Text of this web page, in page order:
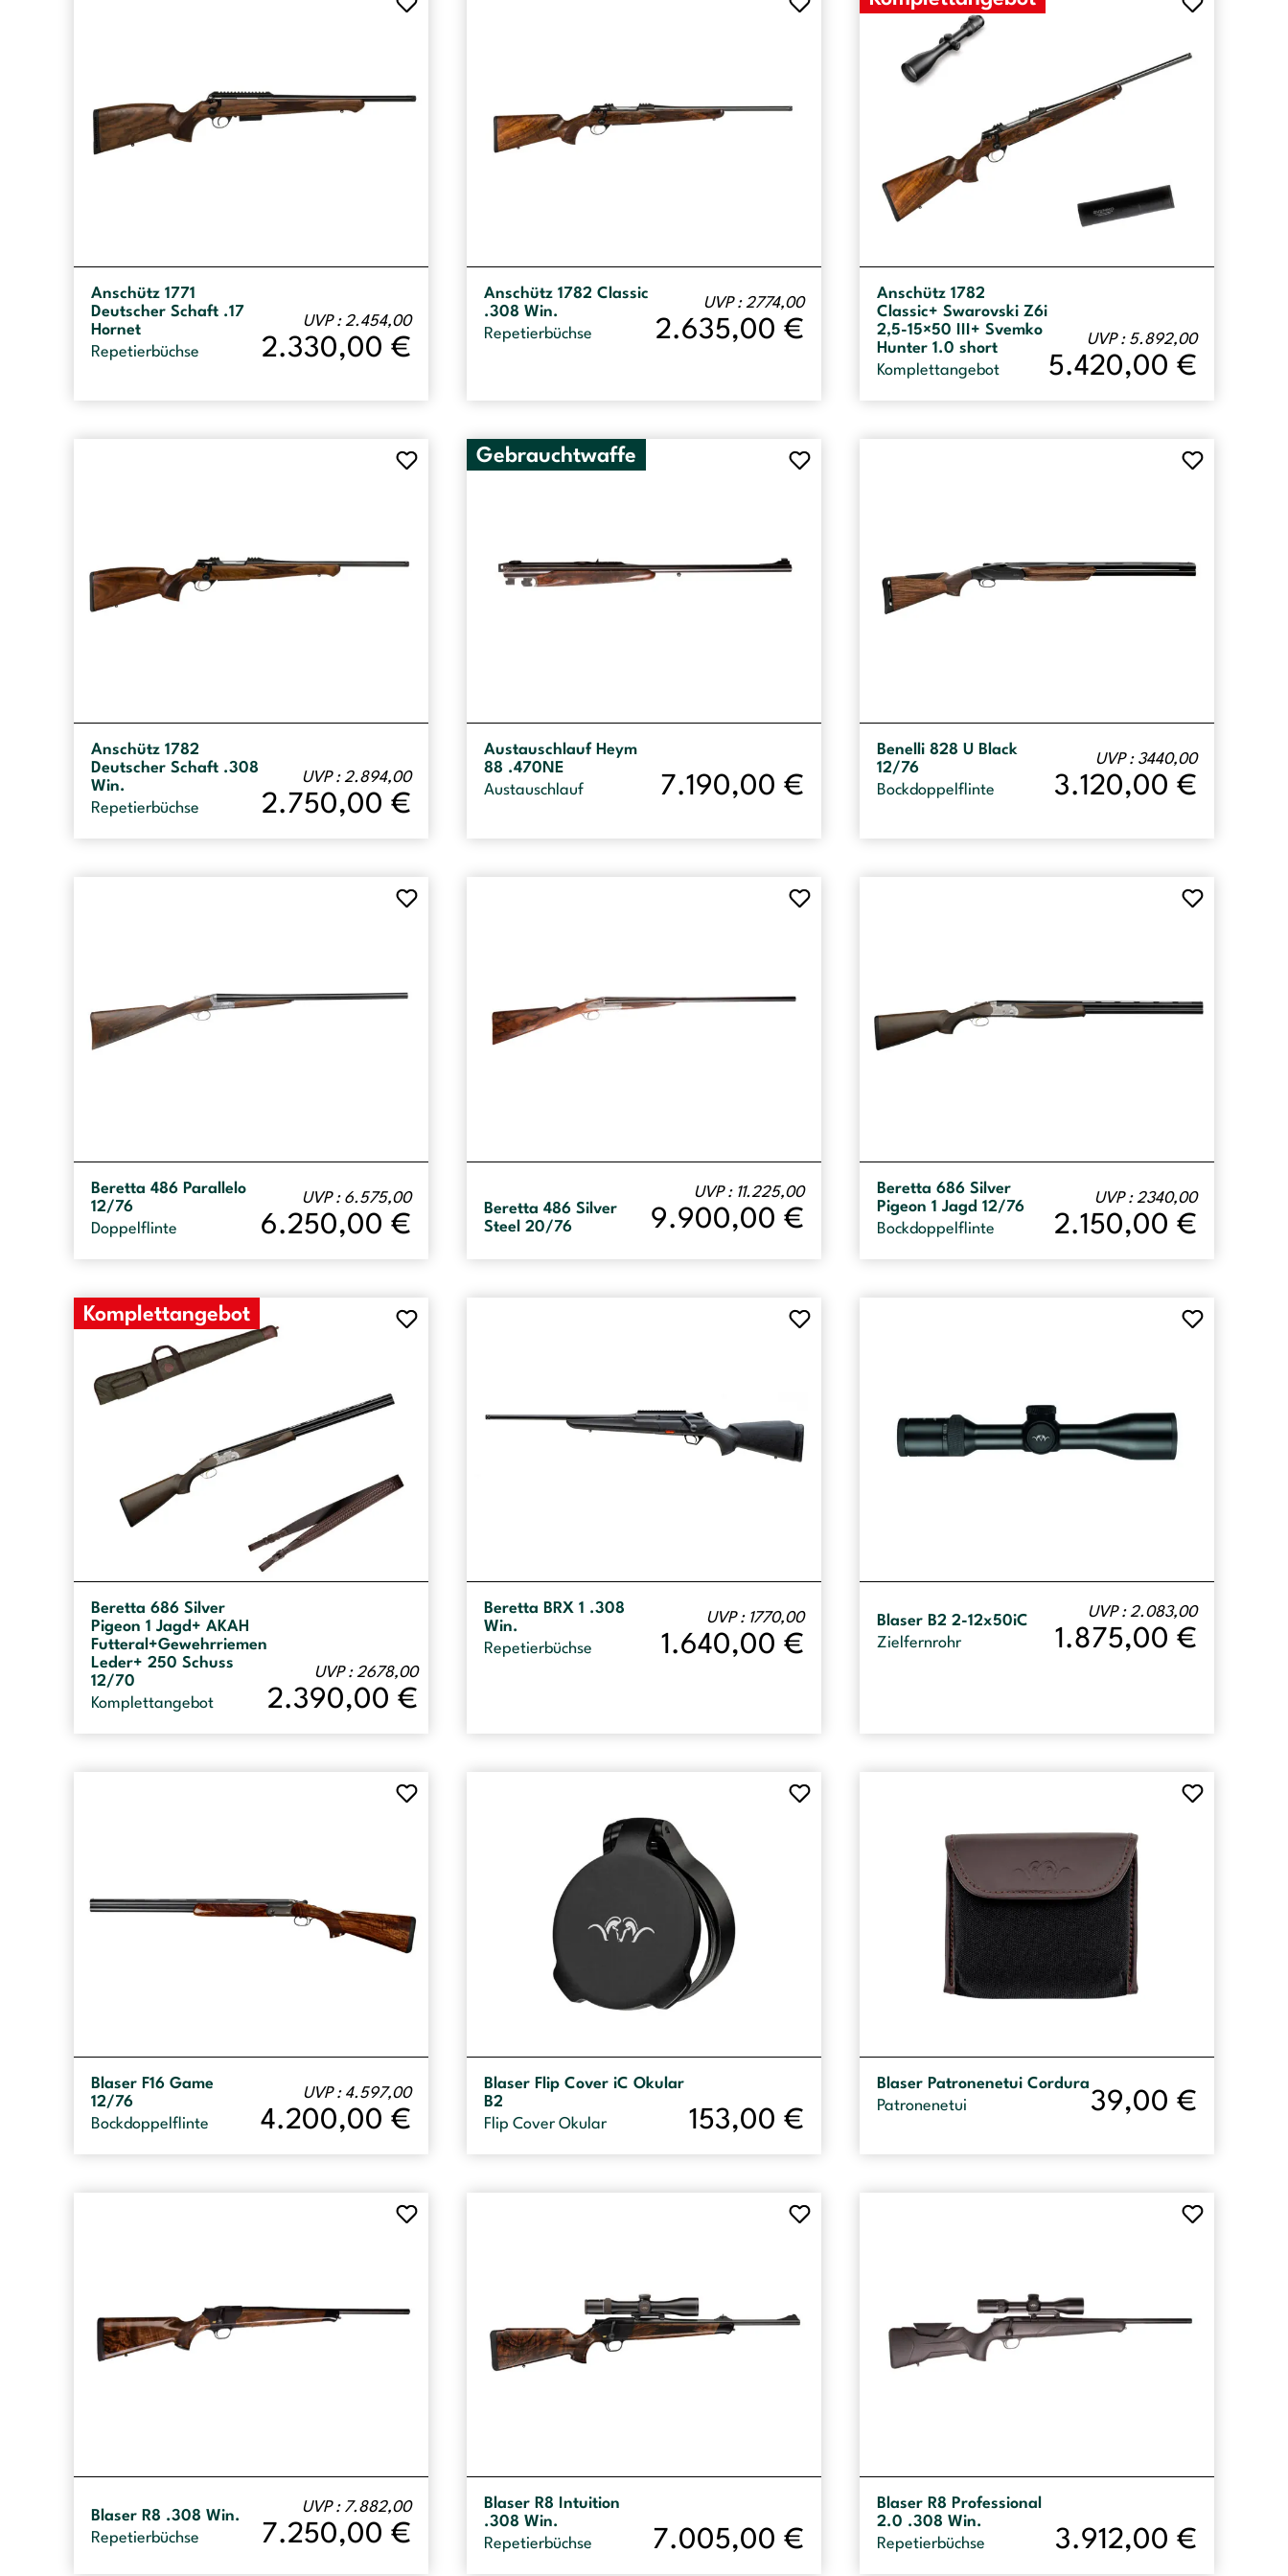
Anschütz 1771
Deutscher Schaft .17
Hornet
Repetierbüchse
UVP : 2.454,00
2.330,00€
Anschütz 1782 Classic
.308 Win.
Repetierbüchse
UVP : 2774,00
2.635,00 €
Anschütz 1782
Classic+ Swarovski Z6i
2,5-15×50 III+ Svemko
Hunter 1.0 short
Komplettangebot
UVP : 5.892,00
5.420,00 €
Anschütz 1782
Deutscher Schaft .308
Win.
Repetierbüchse
UVP : 2.894,00
2.750,00€
Austauschlauf Heym
88 .470NE
Austauschlauf
7.190,00 €
Gebrauchtwaffe
Benelli 828 U Black
12/76
Bockdoppelflinte
UVP : 3440,00
3.120,00 €
Beretta 486 Parallelo
12/76
Doppelflinte
UVP : 6.575,00
6.250,00€
Beretta 486 Silver
Steel 20/76
UVP : 11.225,00
9.900,00 €
Beretta 686 Silver
Pigeon 1 Jagd 12/76
Bockdoppelflinte
UVP : 2340,00
2.150,00 €
Beretta 686 Silver
Pigeon 1 Jagd+ AKAH
Futteral+Gewehrriemen
Leder+ 250 Schuss
12/70
Komplettangebot
UVP : 2678,00
2.390,00€
Komplettangebot
Beretta BRX 1 .308
Win.
Repetierbüchse
UVP : 1770,00
1.640,00 €
Blaser B2 2-12x50iC
Zielfernrohr
UVP : 2.083,00
1.875,00 €
Blaser F16 Game
12/76
Bockdoppelflinte
UVP : 4.597,00
4.200,00€
Blaser Flip Cover iC Okular
B2
Flip Cover Okular
153,00 €
Blaser Patronenetui Cordura
Patronenetui
39,00 €
Blaser R8 .308 Win.
Repetierbüchse
UVP : 7.882,00
7.250,00€
Blaser R8 Intuition
.308 Win.
Repetierbüchse
7.005,00 €
Blaser R8 Professional
2.0 .308 Win.
Repetierbüchse
3.912,00 €